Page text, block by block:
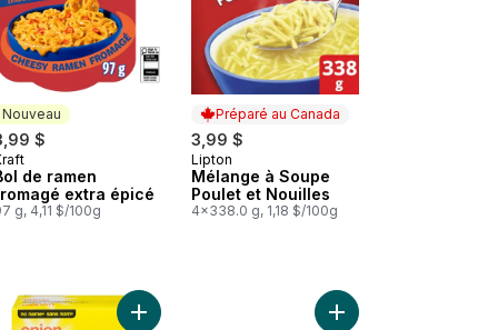
Nouveau
$
de ramen
extra épicé
g, 4,11 $/100g
Préparé au Canada
3,99 $
Préparé au Canada
Lipton
Mélange à Soupe
Poulet et Nouilles
4x338.0 g, 1,18 $/100g
ramyun avec mélange pour soupe gourmet épicé au panier
et fromage Original au panier
Ajouter Mélange à recettes et soupe à l’oignon
Ajouter Nouilles